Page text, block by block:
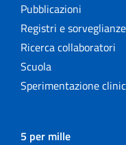
Pubblicazioni
Registri e sorveglianze
Ricerca collaboratori
Scuola
Sperimentazione
5 per mille